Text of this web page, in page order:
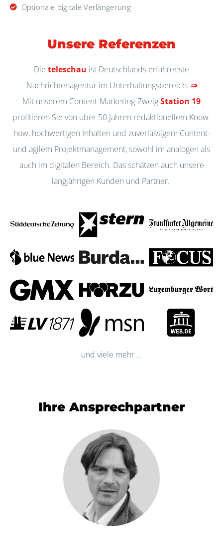
Optionale digitale Verlängerung
Unsere Referenzen
Die teleschau ist Deutschlands erfahrenste
Nachrichtenagentur im Unterhaltungsbereich. ⇒
Mit unserem Content-Marketing-ZweigStation 19
profitieren Sie von über 50 Jahren redaktionellem Know-
how, hochwertigen Inhalten und zuverlässigem Content-
und agilem Projektmanagement, sowohl im analogen als
auch im digitalen Bereich. Das schätzen auch unsere
langjährigen Kunden und Partner.
und viele mehr …
Ihre Ansprechpartner